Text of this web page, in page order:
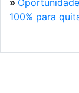
»
100% para